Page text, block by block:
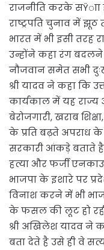
राजनीति करके सŸाा
राष्ट्रपति चुनाव में
भारत में भी इसी तरह
उन्होंने कहा रंग
नौजवान समेत सभी
श्री यादव ने कहा कि
कार्यकाल में यह राज्य
बेरोजगारी, खराब
के प्रति बढ़ते अपराध
सरकारी आंकड़े बताते है
हत्या और फर्जी
भाजपा के इशारे पर
विनाश करने में भी
के फसल की लूट हो रही
श्री अखिलेश यादव ने
बता देते है उसे ही वे